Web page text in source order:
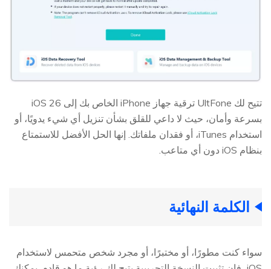
تتيح لك UltFone ترقية جهاز iPhone الخاص بك إلى iOS 26
بسرعة وأمان، حيث لا داعي للقلق بشأن تنزيل أي شيء يدويًا، أو
استخدام iTunes، أو فقدان ملفاتك. إنها الحل الأفضل للاستمتاع
بنظام iOS دون أي متاعب.
الكلمة النهائية
سواء كنت مطورًا، أو مختبرًا، أو مجرد شخص متحمس لاستخدام